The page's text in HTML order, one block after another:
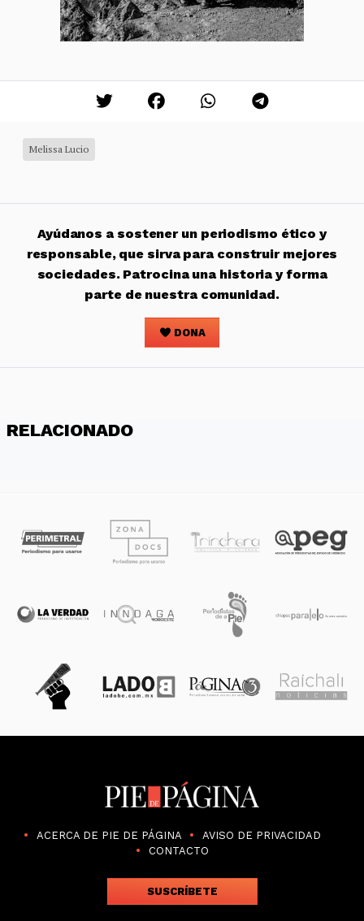
Melissa Lucio
Ayúdanos a sostener un periodismo ético y
responsable, que sirva para construir mejores
sociedades. Patrocina una historia y forma
parte de nuestra comunidad.
DONA
RELACIONADO
ACERCA DE PIE DE PÁGINA
AVISO DE PRIVACIDAD
CONTACTO
SUSCRÍBETE